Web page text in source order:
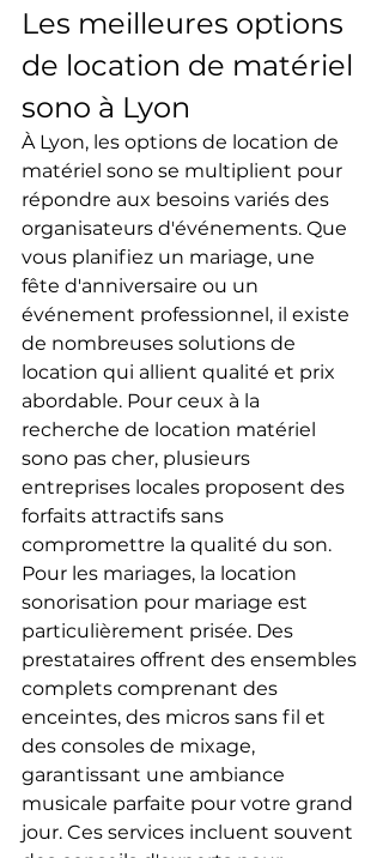
Les meilleures options
de location de matériel
sono à Lyon
À Lyon, les options de location de
matériel sono se multiplient pour
répondre aux besoins variés des
organisateurs d'événements. Que
vous planifiez un mariage, une
fête d'anniversaire ou un
événement professionnel, il existe
de nombreuses solutions de
location qui allient qualité et prix
abordable. Pour ceux à la
recherche de location matériel
sono pas cher, plusieurs
entreprises locales proposent des
forfaits attractifs sans
compromettre la qualité du son.
Pour les mariages, la location
sonorisation pour mariage est
particulièrement prisée. Des
prestataires offrent des ensembles
complets comprenant des
enceintes, des micros sans fil et
des consoles de mixage,
garantissant une ambiance
musicale parfaite pour votre grand
jour. Ces services incluent souvent